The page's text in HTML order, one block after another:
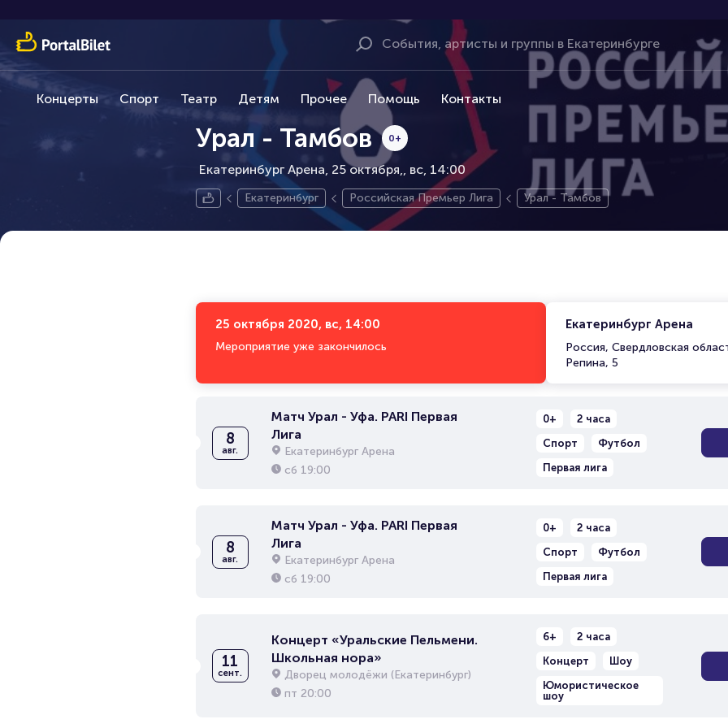
Концерты Спорт Театр Детям Прочее Помощь Контакты
Урал - Тамбов
Екатеринбург Арена, 25 октября,
0+
вс, 14:00
Екатеринбург Российская Премьер Лига Урал - Тамбов
25 октября 2020, вс, 14:00
Мероприятие уже закончилось
Екатеринбург Арена
Россия, Свердловская
Репина, 5
8
авг.
Матч Урал - Уфа. PARI Первая
Лига
Екатеринбург Арена
сб 19:00
0+
2 часа
Спорт
Футбол
Первая лига
8
авг.
Матч Урал - Уфа. PARI Первая
Лига
Екатеринбург Арена
сб 19:00
0+
2 часа
Спорт
Футбол
Первая лига
11
сент.
Концерт «Уральские Пельмени.
Школьная нора»
Дворец молодёжи (Екатеринбург)
пт 20:00
6+
2 часа
Концерт
Шоу
Юмористическое
шоу